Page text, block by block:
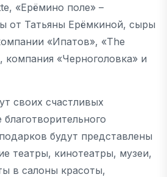
«Ерёмино поле» –
от Татьяны Ерёмкиной, сыры
«Ипатов», «The
«Черноголовка» и
своих счастливых
будут представлены
театры, кинотеатры, музеи,
в салоны красоты,